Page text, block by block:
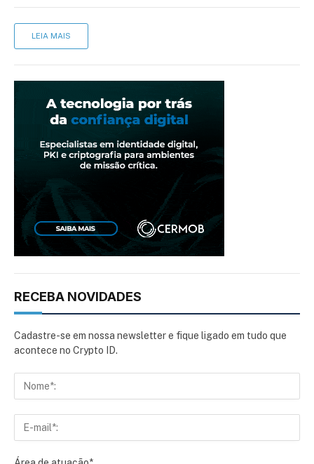
LEIA MAIS
RECEBA NOVIDADES
Cadastre-se em nossa newsletter e fique ligado em tudo que
acontece no Crypto ID.